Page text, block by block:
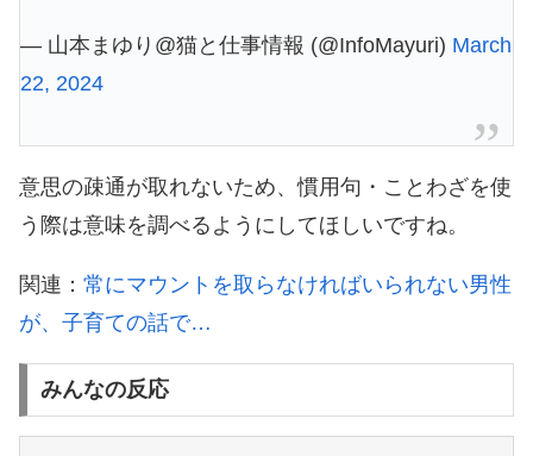
— 山本まゆり@猫と仕事情報 (@InfoMayuri) March
22, 2024
意思の疎通が取れないため、慣用句・ことわざを使
う際は意味を調べるようにしてほしいですね。
関連： 常にマウントを取らなければいられない男性
が、子育ての話で…
みんなの反応